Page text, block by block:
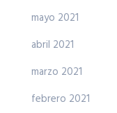
mayo 2021
abril 2021
marzo 2021
febrero 2021